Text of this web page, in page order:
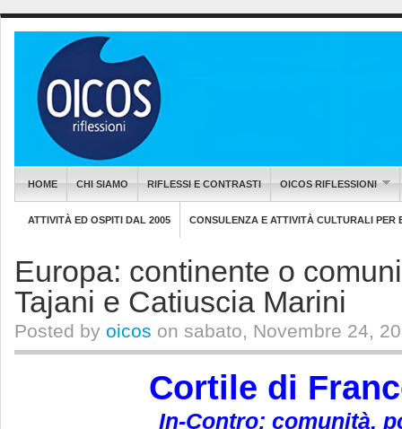
HOME CHI SIAMO RIFLESSI E CONTRASTI OICOS RIFLESSIONI
ATTIVITÀ ED OSPITI DAL 2005 CONSULENZA E ATTIVITÀ CULTURALI PER
Europa: continente o
Tajani e Catiuscia Marini
Posted by oicos on sabato, Novembre 24,
Cortile di
In-Contro: comunità,